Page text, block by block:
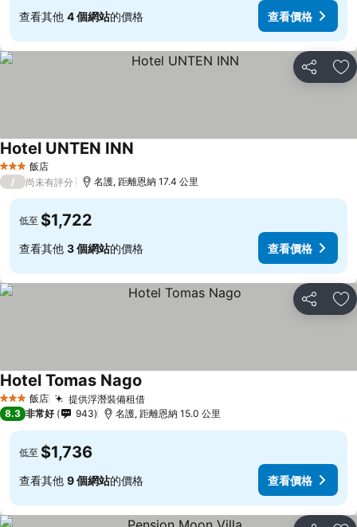
查看其他 4 個網站的價格 查看價格
分享 加
3 星級 飯店
Hotel UNTEN INN
/ 尚未有評分 名護, 距離恩納 17.4 公里
低至 $1,722
查看其他 3 個網站的價格 查看價格
分享 加
3 星級 飯店 提供浮潛裝備租借
Hotel Tomas Nago
8.3 非常好 943 名護, 距離恩納 15.0 公里
低至 $1,736
查看其他 9 個網站的價格 查看價格